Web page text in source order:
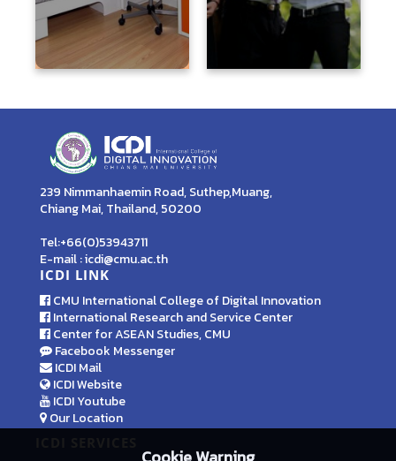
239 Nimmanhaemin Road, Suthep,Muang,
Chiang Mai, Thailand, 50200
Tel:+66(0)53943711
E-mail : icdi@cmu.ac.th
ICDI LINK
CMU International College of Digital Innovation
International Research and Service Center
Center for ASEAN Studies, CMU
Facebook Messenger
ICDI Mail
ICDI Website
ICDI Youtube
Our Location